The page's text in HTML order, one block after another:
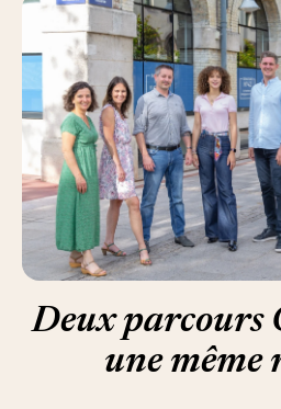
Deux parcours
une même